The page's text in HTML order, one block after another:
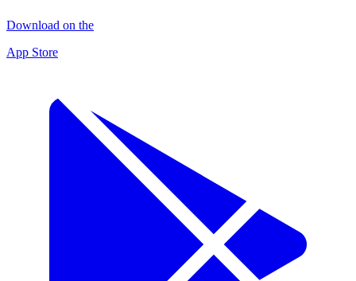
Download on the
App Store